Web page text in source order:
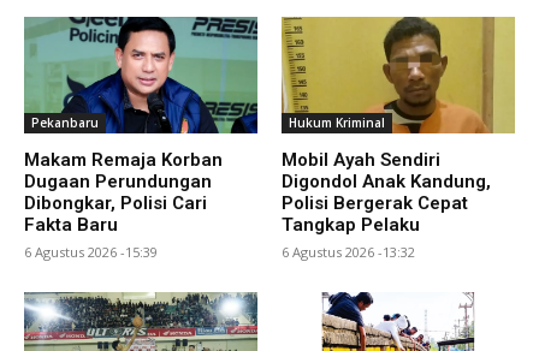
Pekanbaru
Makam Remaja Korban
Dugaan Perundungan
Dibongkar, Polisi Cari
Fakta Baru
6 Agustus 2026 -15:39
Hukum Kriminal
Mobil Ayah Sendiri
Digondol Anak Kandung,
Polisi Bergerak Cepat
Tangkap Pelaku
6 Agustus 2026 -13:32